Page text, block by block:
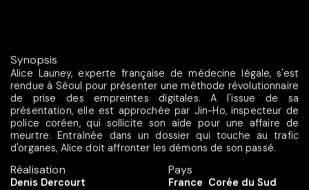
Synopsis
Alice Launey, experte française de médecine légale, s'est
rendue à Séoul pour présenter une méthode révolutionnaire
de prise des empreintes digitales. A l'issue de sa
présentation, elle est approchée par Jin-Ho, inspecteur de
police coréen, qui sollicite son aide pour une affaire de
meurtre. Entraînée dans un dossier qui touche au trafic
d'organes, Alice doit affronter les démons de son passé.
Réalisation
Denis Dercourt
Pays
France Corée du Sud